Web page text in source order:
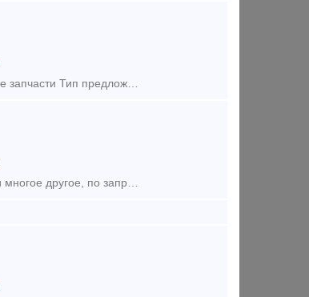
ООО Вагондеталь реализует из наличия Распылители д50.17.101сб , а так же другие запчасти Тип предложения: предлагаю продукцию, услугу
ООО Вагондеталь реализует из наличия со склада Электродвигатель ДВ-75-УХЛ 3 и многое другое, по запросу. Тип предложения: предлагаю продукцию, услугу